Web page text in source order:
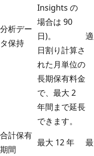
分析デー
タ保持
Insights の
場合は 90
日)。
日割り計算さ
れた月単位の
長期保有料金
で、最大 2
年間まで延長
できます。
合計保有
期間
最大 12 年